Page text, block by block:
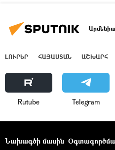
Արմենիա
ԼՈՒՐԵՐ ՀԱՅԱՍՏԱՆ ԱՇԽԱՐՀ
Rutube Telegram
Նախագծի մասին